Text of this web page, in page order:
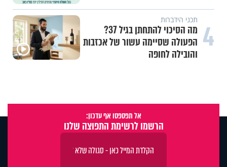
4 תכני הידברות
מה הסיכוי להתחתן בגיל 37?
הפעולה שסיימה עשור של אכזבות
והובילה לחופה
אל תפספסו אף עדכון:
הרשמו לרשימת התפוצה שלנו